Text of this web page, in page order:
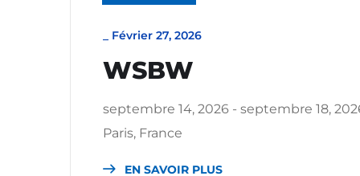
Février 27, 2026
WSBW
septembre 14, 2026 - septembre 18,
Paris, France
EN SAVOIR PLUS